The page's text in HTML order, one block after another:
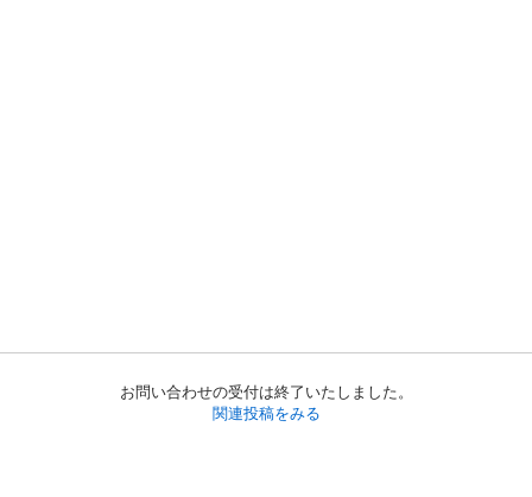
お問い合わせの受付は終了いたしました。
関連投稿をみる